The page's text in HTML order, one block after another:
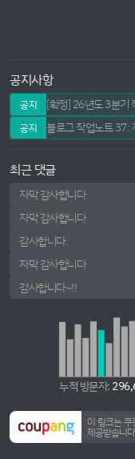
공지사항
공지 [확정] 26년도 3분기
공지 블로그 작업노트 37:
최근 댓글
자막 감사합니다
자막 감사합니다
감사합니다.
자막 감사합니다
감사합니다~!!
누적 방문자:
이 링크는
제공받습니